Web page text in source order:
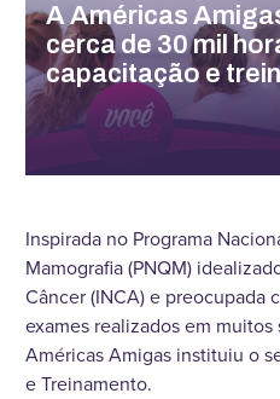
A Américas
cerca de 30 mil
capacitação e
Inspirada no Programa
Mamografia (PNQM)
Câncer (INCA) e preocupada
exames realizados em
Américas Amigas instituiu o
e Treinamento.